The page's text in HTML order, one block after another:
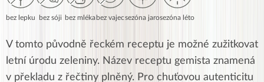
bez lepku bez sóji bez mléka bez vajecsezóna jarosezóna léto
V tomto původně řeckém receptu je možné zužitkovat
letní úrodu zeleniny. Název receptu gemista znamená
v překladu z řečtiny plněný. Pro chuťovou autenticitu